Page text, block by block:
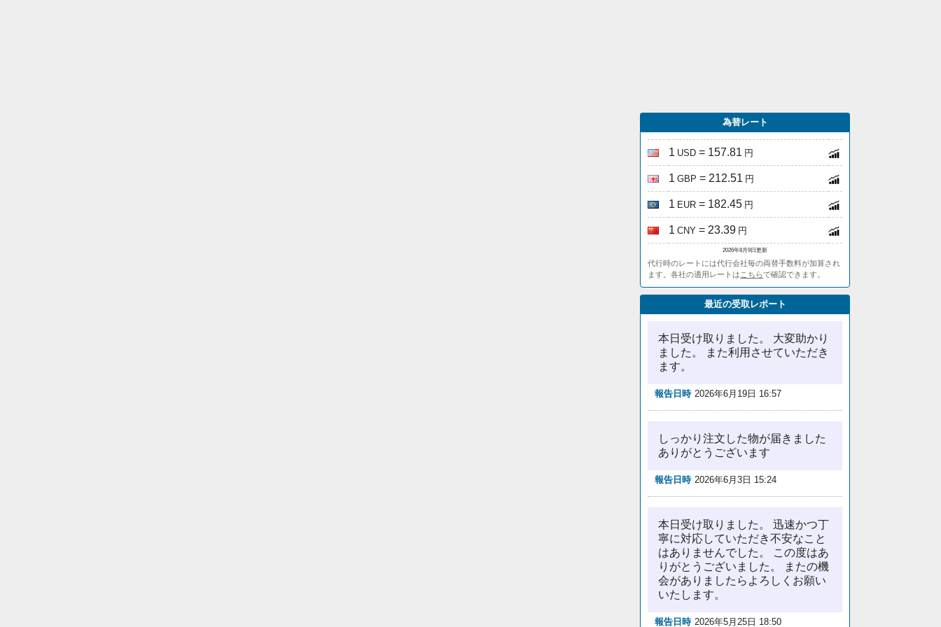
為替レート
1 USD = 157.81 円
1 GBP = 212.51 円
1 EUR = 182.45 円
1 CNY = 23.39 円
2026年8月9日更新
代行時のレートには代行会社毎の両替手数料が加算され
ます。各社の適用レートは こちらで確認できます。
最近の受取レポート
本日受け取りました。 大変助かり
ました。 また利用させていただき
ます。
報告日時 2026年6月19日 16:57
しっかり注文した物が届きました
ありがとうございます
報告日時 2026年6月3日 15:24
本日受け取りました。 迅速かつ丁
寧に対応していただき不安なこと
はありませんでした。 この度はあ
りがとうございました。 またの機
会がありましたらよろしくお願い
いたします。
報告日時 2026年5月25日 18:50